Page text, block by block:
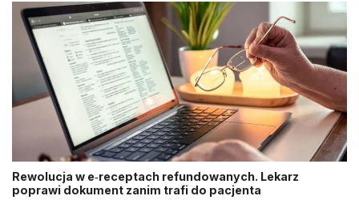
Rewolucja w e‑receptach refundowanych. Lekarz
poprawi dokument zanim trafi do pacjenta